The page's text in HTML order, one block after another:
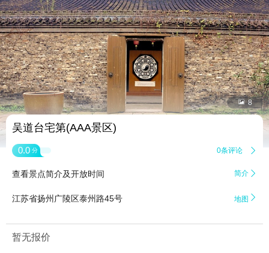
 8
吴道台宅第(AAA景区)
0.0 分 0条评论 
查看景点简介及开放时间 简介 
江苏省扬州广陵区泰州路45号 地图 
暂无报价
